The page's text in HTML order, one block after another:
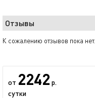
Отзывы
К сожалению отзывов пока нет.
от 2242 р.
сутки